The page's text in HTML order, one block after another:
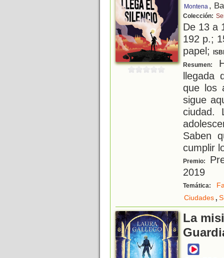
Montena ,
Colección:
De 13 a
192 p.;
papel;
Resumen:
llegada
que los
sigue
ciudad.
Saben
cumplir
Premio:
2019
Temática:
Ciudades,
La